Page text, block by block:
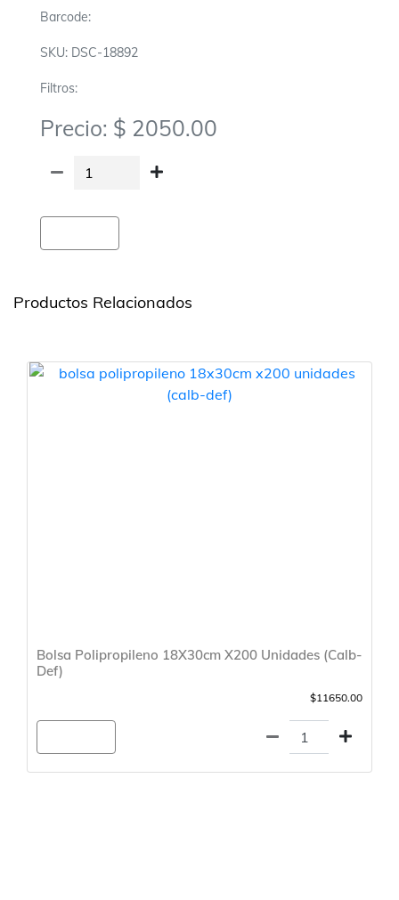
Barcode:
SKU: DSC-18892
Filtros:
Precio: $ 2050.00
Productos Relacionados
Bolsa Polipropileno 18X30cm X200 Unidades (Calb-
Def)
$11650.00